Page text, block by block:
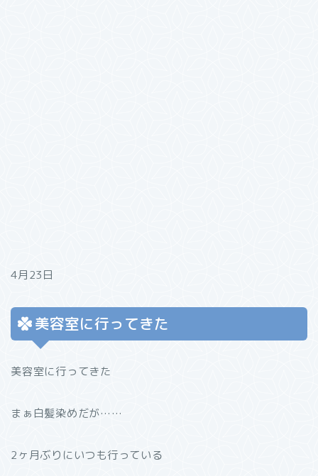
4月23日
美容室に行ってきた
美容室に行ってきた
まぁ白髪染めだが……
2ヶ月ぶりにいつも行っている